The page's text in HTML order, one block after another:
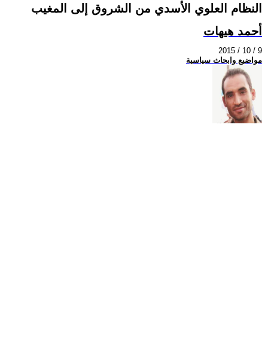
النظام العلوي الأسدي من الشروق إلى المغيب
أحمد هيهات
2015 / 10 / 9
مواضيع وابحاث سياسية